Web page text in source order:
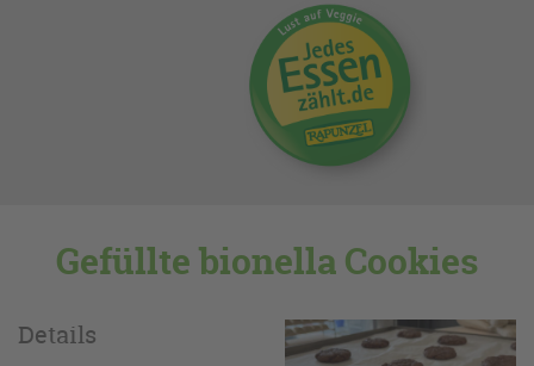
Gefüllte bionella Cookies
Details